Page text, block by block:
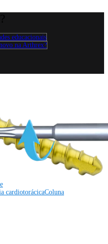
educacionais
na Arthrex?
cardiotorácicaColuna vertebral
cardiotorácicaColuna